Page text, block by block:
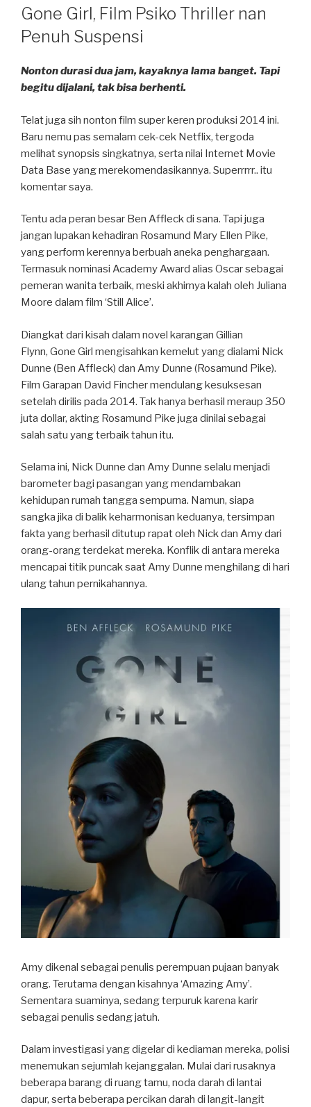
ON
Gone Girl, Film Psiko Thriller nan
Penuh Suspensi
Nonton durasi dua jam, kayaknya lama banget. Tapi
begitu dijalani, tak bisa berhenti.
Telat juga sih nonton film super keren produksi 2014 ini.
Baru nemu pas semalam cek-cek Netflix, tergoda
melihat synopsis singkatnya, serta nilai Internet Movie
Data Base yang merekomendasikannya. Superrrrr.. itu
komentar saya.
Tentu ada peran besar Ben Affleck di sana. Tapi juga
jangan lupakan kehadiran Rosamund Mary Ellen Pike,
yang perform kerennya berbuah aneka penghargaan.
Termasuk nominasi Academy Award alias Oscar sebagai
pemeran wanita terbaik, meski akhirnya kalah oleh Juliana
Moore dalam film ‘Still Alice’.
Diangkat dari kisah dalam novel karangan Gillian
Flynn, Gone Girl mengisahkan kemelut yang dialami Nick
Dunne (Ben Affleck) dan Amy Dunne (Rosamund Pike).
Film Garapan David Fincher mendulang kesuksesan
setelah dirilis pada 2014. Tak hanya berhasil meraup 350
juta dollar, akting Rosamund Pike juga dinilai sebagai
salah satu yang terbaik tahun itu.
Selama ini, Nick Dunne dan Amy Dunne selalu menjadi
barometer bagi pasangan yang mendambakan
kehidupan rumah tangga sempurna. Namun, siapa
sangka jika di balik keharmonisan keduanya, tersimpan
fakta yang berhasil ditutup rapat oleh Nick dan Amy dari
orang-orang terdekat mereka. Konflik di antara mereka
mencapai titik puncak saat Amy Dunne menghilang di hari
ulang tahun pernikahannya.
Amy dikenal sebagai penulis perempuan pujaan banyak
orang. Terutama dengan kisahnya ‘Amazing Amy’.
Sementara suaminya, sedang terpuruk karena karir
sebagai penulis sedang jatuh.
Dalam investigasi yang digelar di kediaman mereka, polisi
menemukan sejumlah kejanggalan. Mulai dari rusaknya
beberapa barang di ruang tamu, noda darah di lantai
dapur, serta beberapa percikan darah di langit-langit